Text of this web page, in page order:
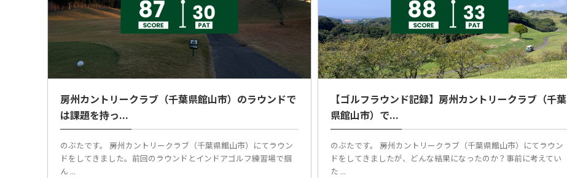
房州カントリークラブ（千葉県館山市）のラウンドで
は課題を持っ...
のぶたです。 房州カントリークラブ（千葉県館山市）にてラウン
ドをしてきました。前回のラウンドとインドアゴルフ練習場で掴
ん ...
【ゴルフラウンド記録】房州カントリークラブ（千葉
県館山市）で...
のぶたです。 房州カントリークラブ（千葉県館山市）にてラウン
ドをしてきましたが、どんな結果になったのか？事前に考えてい
た ...